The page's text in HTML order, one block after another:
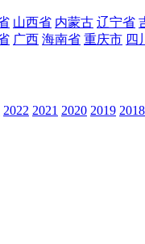
山西省 内蒙古 辽宁省
广西 海南省 重庆市 四
2022 2021 2020 2019 2018